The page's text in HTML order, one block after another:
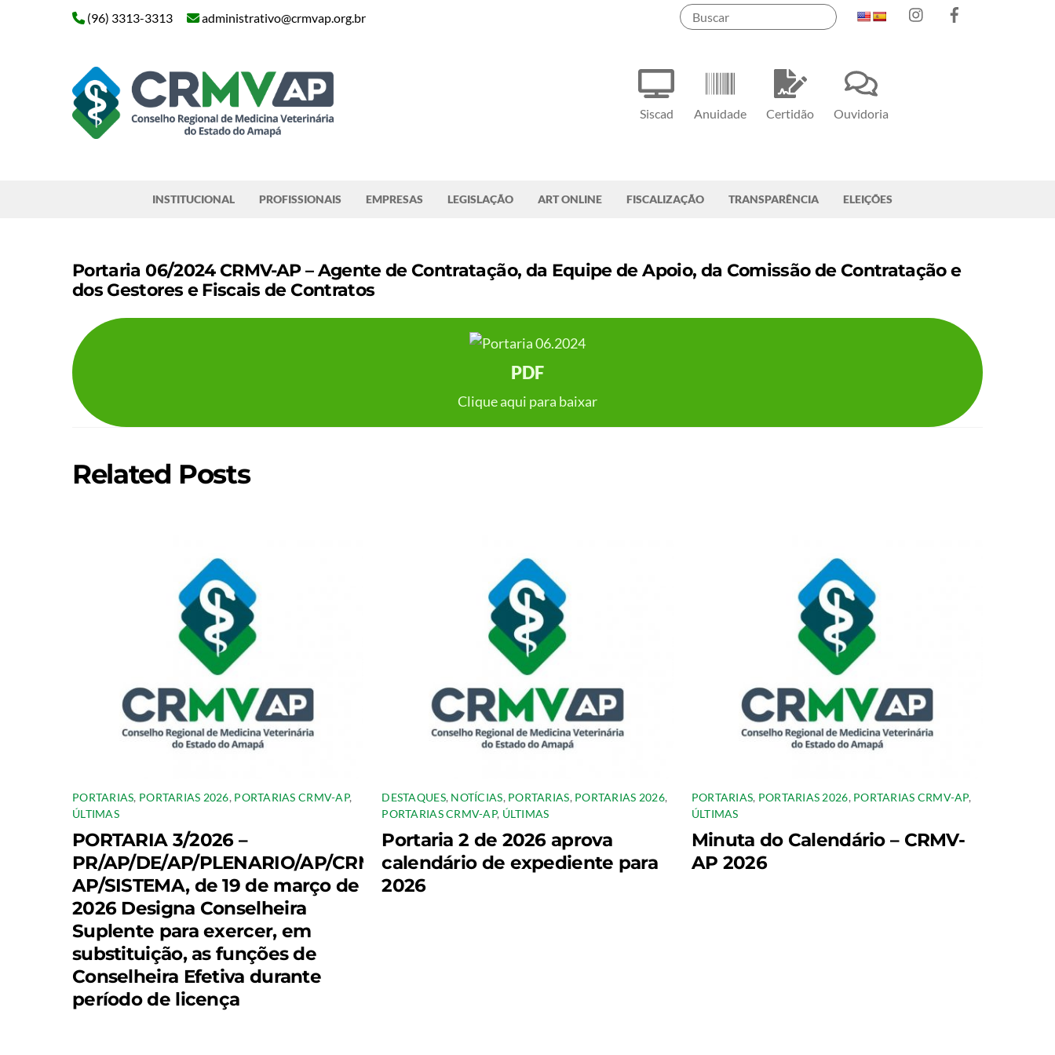
Siscad Anuidade Certidão Ouvidoria
Instagram
(96) 3313-3313
administrativo@crmvap.org.br
INSTITUCIONAL PROFISSIONAIS EMPRESAS LEGISLAÇÃO ART ONLINE FISCALIZAÇÃO TRANSPARÊNCIA ELEIÇÕES
Portaria 06/2024 CRMV-AP – Agente de Contratação, da Equipe de Apoio, da Comissão de Contratação e
dos Gestores e Fiscais de Contratos
PDF
Clique aqui para baixar
Related Posts
PORTARIAS, PORTARIAS 2026, PORTARIAS CRMV-AP,
ÚLTIMAS
PORTARIA 3/2026 –
PR/AP/DE/AP/PLENARIO/AP/CRMV-
AP/SISTEMA, de 19 de março de
2026 Designa Conselheira
Suplente para exercer, em
substituição, as funções de
Conselheira Efetiva durante
período de licença
DESTAQUES, NOTÍCIAS, PORTARIAS, PORTARIAS 2026,
PORTARIAS CRMV-AP, ÚLTIMAS
Portaria 2 de 2026 aprova
calendário de expediente para
2026
PORTARIAS, PORTARIAS 2026, PORTARIAS CRMV-AP,
ÚLTIMAS
Minuta do Calendário – CRMV-
AP 2026